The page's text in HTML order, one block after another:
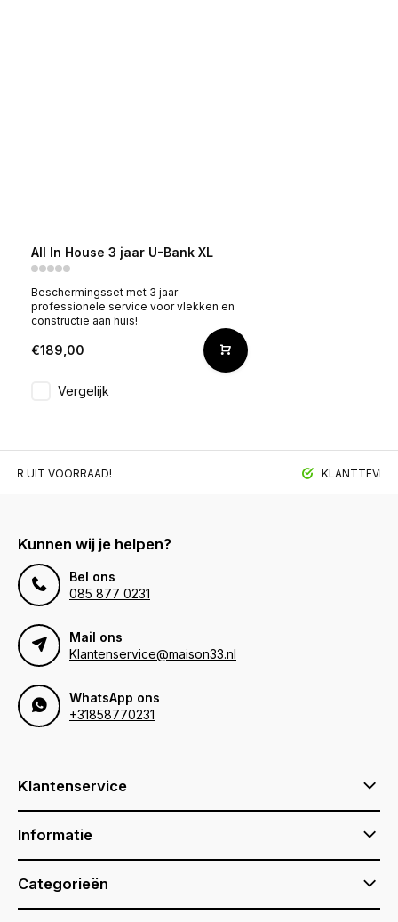
All In House 3 jaar U-Bank XL
Beschermingsset met 3 jaar
professionele service voor vlekken en
constructie aan huis!
€189,00
Vergelijk
UIT VOORRAAD!
Kunnen wij je helpen?
Bel ons
085 877 0231
Mail ons
Klantenservice@maison33.nl
WhatsApp ons
+31858770231
Klantenservice
Informatie
Categorieën